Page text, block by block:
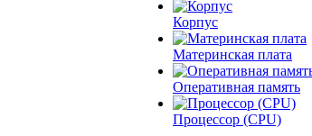
Корпус
Материнская плата
Оперативная память
Процессор (CPU)